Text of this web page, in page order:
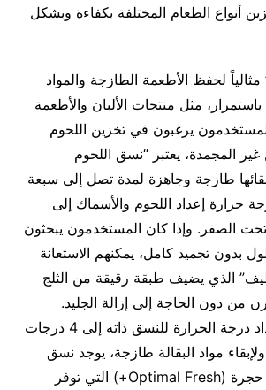
أنواع الطعام المختلفة بكفاءة وبشكل
مثالياً لحفظ الأطعمة الطازجة والمواد
مثل منتجات الألبان والأطعمة
يرغبون في تخزين اللحوم
المجمدة، يعتبر “نسق اللحوم
طازجة وجاهزة لمدة تصل إلى سبعة
حرارة إعداد اللحوم والأسماك إلى
الصفر. وإذا كان المستخدمون يبحثون
بدون تجميد كامل، يمكنهم الاستعانة
الذي يضيف طبقة رقيقة من الثلج
من دون الحاجة إلى إزالة الجليد.
ويمكن أن يصل إعداد درجة الحرارة للنسق ذاته إلى 4 درجات
مواد البقالة طازجة، يوجد نسق
“التبريد القوي” في حجرة (Optimal Fresh+) التي توفر